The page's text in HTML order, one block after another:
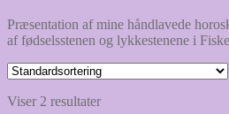
Præsentation af mine håndlavede
af fødselsstenen og lykkestenene i
Viser 2 resultater